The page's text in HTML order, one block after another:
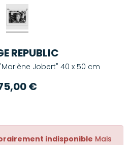
REPUBLIC
Jobert" 40 x 50 cm
€
indisponible Mais